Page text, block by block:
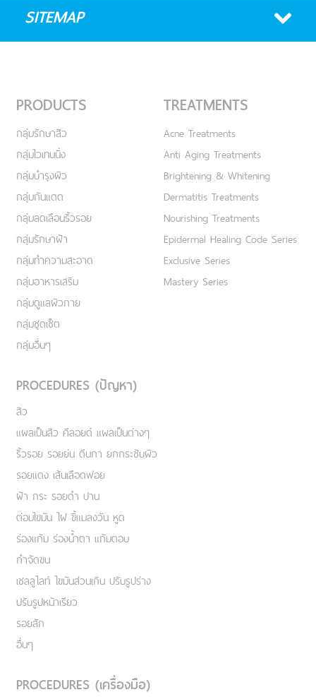
SITEMAP
PRODUCTS
กลุ่มรักษาสิว
กลุ่มไวเทนนิ่ง
กลุ่มบำรุงผิว
กลุ่มกันแดด
กลุ่มลดเลือนริ้วรอย
กลุ่มรักษาฝ้า
กลุ่มทำความสะอาด
กลุ่มอาหารเสริม
กลุ่มดูแลผิวกาย
กลุ่มชุดเซ็ต
กลุ่มอื่นๆ
TREATMENTS
Acne Treatments
Anti Aging Treatments
Brightening & Whitening
Dermatitis Treatments
Nourishing Treatments
Epidermal Healing Code Series
Exclusive Series
Mastery Series
PROCEDURES (ปัญหา)
สิว
แผลเป็นสิว คีลอยด์ แผลเป็นต่างๆ
ริ้วรอย รอยย่น ตีนกา ยกกระชับผิว
รอยแดง เส้นเลือดฟอย
ฝ้า กระ รอยดำ ปาน
ต่อมไขมัน ไฝ ขี้แมลงวัน หูด
ร่องแก้ม ร่องน้ำตา แก้มตอบ
กำจัดขน
เชลลูไลท์ ไขมันส่วนเกิน ปรับรูปร่าง
ปรับรูปหน้าเรียว
รอยสัก
อื่นๆ
PROCEDURES (เครื่องมือ)